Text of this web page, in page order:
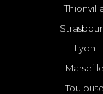
Lyon
Marseille
Toulouse